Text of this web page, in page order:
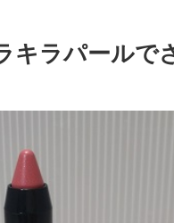
キラパールで